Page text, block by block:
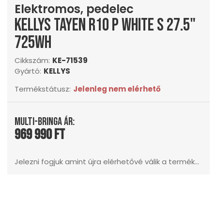
Elektromos, pedelec
KELLYS Tayen R10 P White S 27.5"
725Wh
Cikkszám: KE-71539
Gyártó: KELLYS
Termékstátusz: Jelenleg nem elérhető
Multi-Bringa ár:
969 990 Ft
Jelezni fogjuk amint újra elérhetővé válik a termék...